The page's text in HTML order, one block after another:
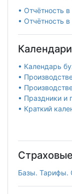
• Отчётность
• Отчётность
• Календарь
•
•
• Праздники и
• Краткий
Базы. Тарифы.